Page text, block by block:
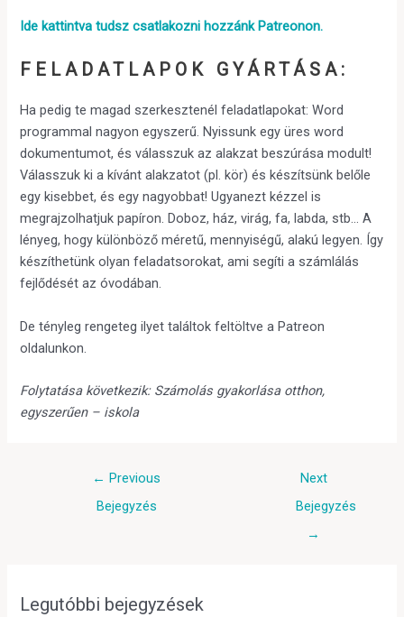
Ide kattintva tudsz csatlakozni hozzánk Patreonon.
FELADATLAPOK GYÁRTÁSA:
Ha pedig te magad szerkesztenél feladatlapokat: Word
programmal nagyon egyszerű. Nyissunk egy üres word
dokumentumot, és válasszuk az alakzat beszúrása modult!
Válasszuk ki a kívánt alakzatot (pl. kör) és készítsünk belőle
egy kisebbet, és egy nagyobbat! Ugyanezt kézzel is
megrajzolhatjuk papíron. Doboz, ház, virág, fa, labda, stb… A
lényeg, hogy különböző méretű, mennyiségű, alakú legyen. Így
készíthetünk olyan feladatsorokat, ami segíti a számlálás
fejlődését az óvodában.
De tényleg rengeteg ilyet találtok feltöltve a Patreon
oldalunkon.
Folytatása következik: Számolás gyakorlása otthon,
egyszerűen – iskola
← Previous
Bejegyzés
Next
Bejegyzés
→
Legutóbbi bejegyzések